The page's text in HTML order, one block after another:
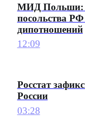
МИД Польши:
посольства
дипотношений
12:09
Росстат
России
03:28